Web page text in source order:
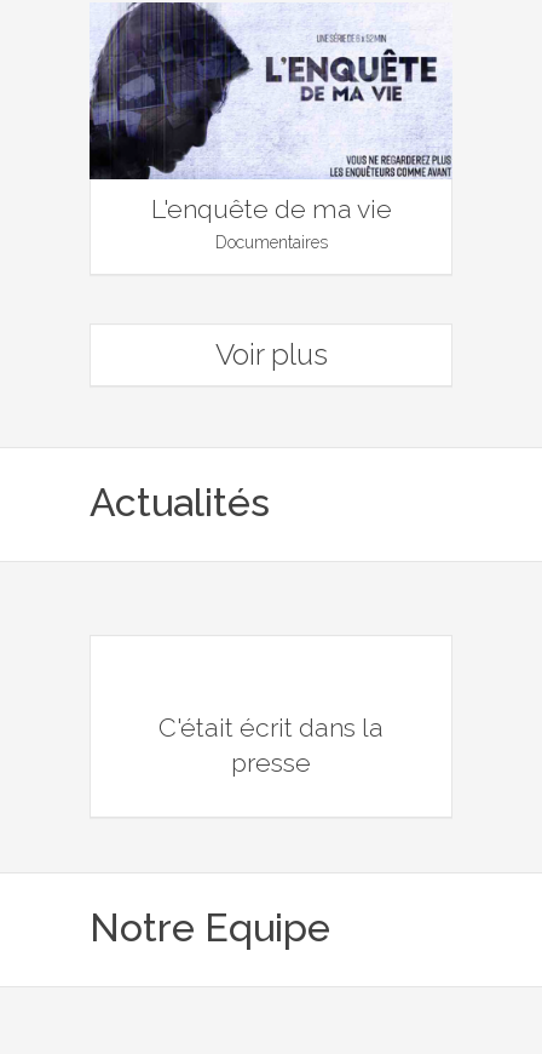
L'enquête de ma vie
Documentaires
Voir plus
Actualités
C'était écrit dans la
presse
Notre Equipe